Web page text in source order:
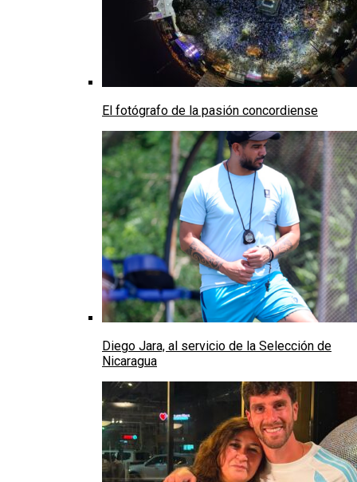
El fotógrafo de la pasión concordiense
Diego Jara, al servicio de la Selección de
Nicaragua